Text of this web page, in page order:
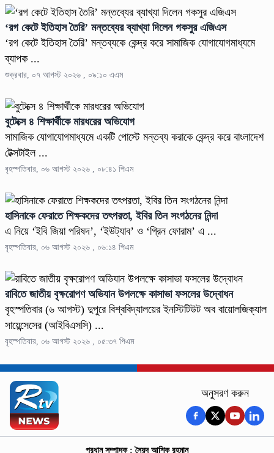
‘রগ কেটে ইতিহাস তৈরি’ মন্তব্যের ব্যাখ্যা দিলেন গকসুর এজিএস
‘রগ কেটে ইতিহাস তৈরি’ মন্তব্যকে কেন্দ্র করে সামাজিক যোগাযোগমাধ্যমে
ব্যাপক ...
শুক্রবার, ০৭ আগস্ট ২০২৬ , ০৯:১০ এএম
বুটেক্সে ৪ শিক্ষার্থীকে মারধরের অভিযোগ
সামাজিক যোগাযোগমাধ্যমে একটি পোস্টে মন্তব্য করাকে কেন্দ্র করে বাংলাদেশ
টেক্সটাইল ...
বৃহস্পতিবার, ০৬ আগস্ট ২০২৬ , ০৮:৪১ পিএম
হাসিনাকে ফেরাতে শিক্ষকদের তৎপরতা, ইবির তিন সংগঠনের নিন্দা
এ নিয়ে ‘ইবি জিয়া পরিষদ’, ‘ইউট্যাব’ ও ‘গ্রিন ফোরাম’ এ ...
বৃহস্পতিবার, ০৬ আগস্ট ২০২৬ , ০৬:১৪ পিএম
রাবিতে জাতীয় বৃক্ষরোপণ অভিযান উপলক্ষে কাসাভা ফসলের উদ্বোধন
বৃহস্পতিবার (৬ আগস্ট) দুপুরে বিশ্ববিদ্যালয়ের ইনস্টিটিউট অব বায়োলজিক্যাল
সায়েন্সেসের (আইবিএসসি) ...
বৃহস্পতিবার, ০৬ আগস্ট ২০২৬ , ০৫:৩৭ পিএম
অনুসরণ করুন
প্রধান সম্পাদক : সৈয়দ আশিক রহমান